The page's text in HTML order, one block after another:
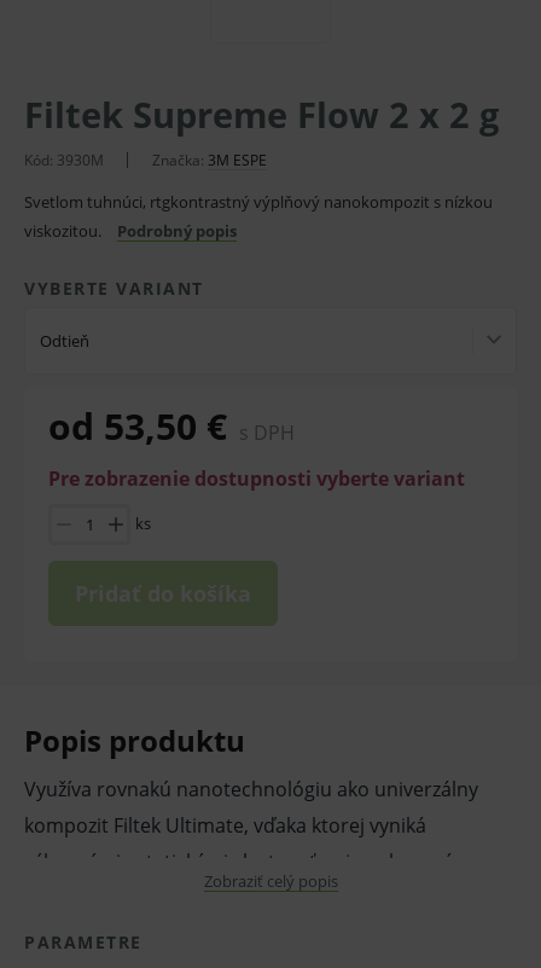
Filtek Supreme Flow 2 x 2 g
Kód: 3930M Značka: 3M ESPE
Svetlom tuhnúci, rtgkontrastný výplňový nanokompozit s nízkou
viskozitou.
Podrobný popis
VYBERTE VARIANT
Odtieň
od 53,50 € s DPH
Pre zobrazenie dostupnosti vyberte variant
ks
Pridať do košíka
Popis produktu
Využíva rovnakú nanotechnológiu ako univerzálny
kompozit Filtek Ultimate, vďaka ktorej vyniká
výbornými estetickými vlastnosťami, zachovaním
naleštenia a nízkou abráziou.
Vlastnosti a výhody:
Zobraziť celý popis
PARAMETRE